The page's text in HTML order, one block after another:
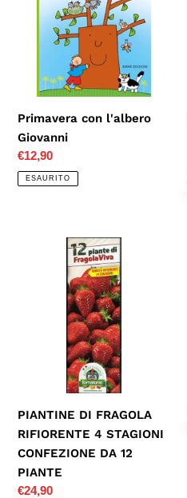
Giovanni
Primavera con l'albero
Giovanni
Prezzo
di
listino
€12,90
ESAURITO
PIANTINE
FRAGOLA
RIFIORENTE
STAGIONI
CONFEZIONE
PIANTE
PIANTINE DI FRAGOLA
RIFIORENTE 4 STAGIONI
CONFEZIONE DA 12
PIANTE
Prezzo
€24,90